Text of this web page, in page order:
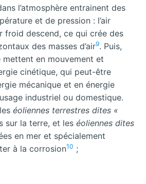
l’atmosphère entrainent des
et de pression : l’air
froid descend, ce qui crée des
des masses d’air9. Puis,
mettent en mouvement et
cinétique, qui peut-être
mécanique et en énergie
industriel ou domestique.
éoliennes terrestres dites «
sur la terre, et les éoliennes dites
en mer et spécialement
à la corrosion10 ;